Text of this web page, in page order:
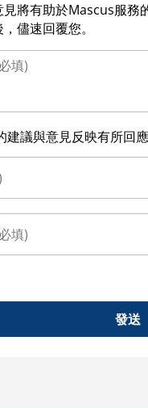
將有助於Mascus服務
儘速回覆您。
建議與意見反映有所回應
發送